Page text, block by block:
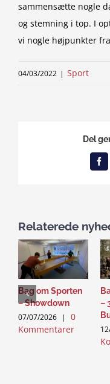
sammensætte nogle
og stemning i top. I
vi nogle højpunkter
04/03/2022 | Sport
Del
Relaterede
Bag om Sporten
– Showdown
07/07/2026 |
0
Kommentarer
–